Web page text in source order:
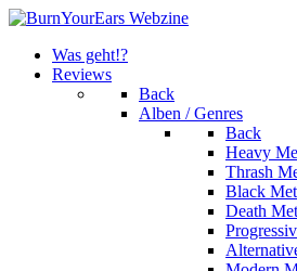
Was geht!?
Reviews
Back
Alben / Genres
Back
Heavy
Thrash
Black
Death